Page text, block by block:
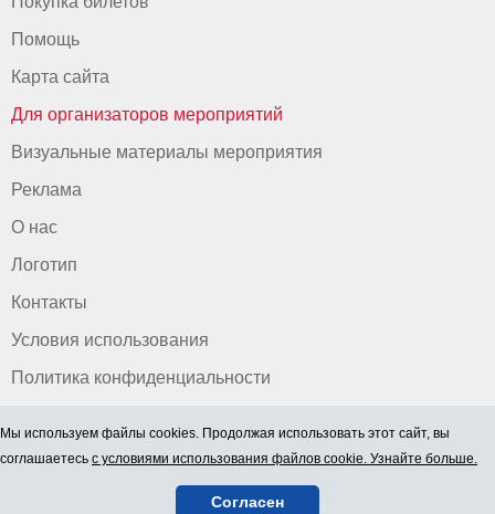
Помощь
Карта сайта
Для организаторов мероприятий
Визуальные материалы мероприятия
Реклама
О нас
Логотип
Контакты
Условия использования
Политика конфиденциальности
Мы используем файлы cookies. Продолжая использовать этот сайт, вы
соглашаетесь с условиями использования файлов cookie. Узнайте больше.
Согласен